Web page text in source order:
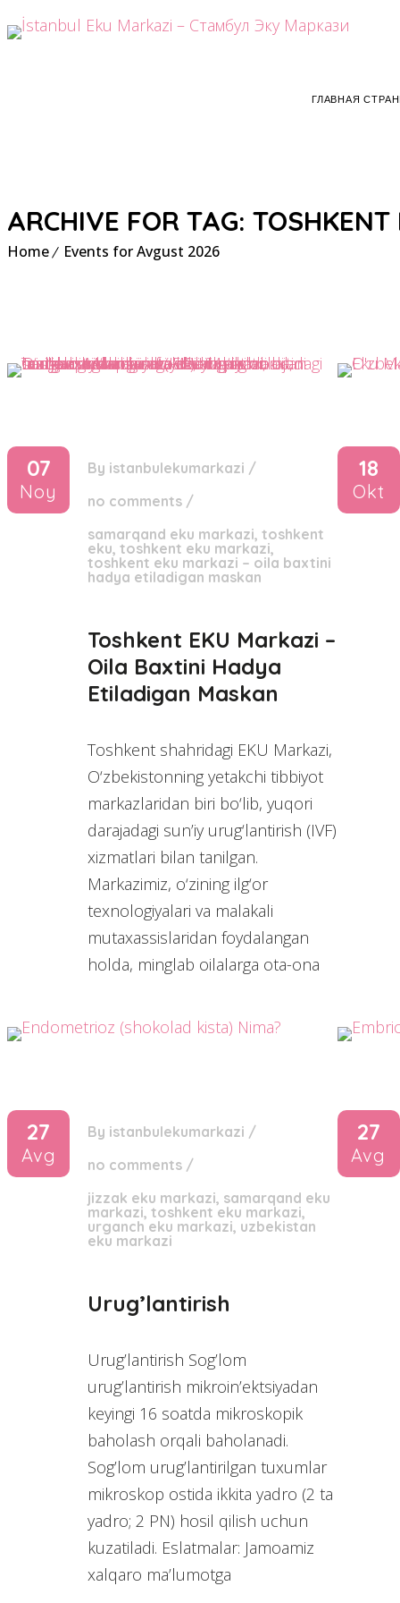
ГЛАВНАЯ
ARCHIVE FOR TAG:
Home Events for Avgust 2026
07
Noy
By istanbulekumarkazi /
no comments /
samarqand eku markazi, toshkent
eku, toshkent eku markazi,
toshkent eku markazi – oila baxtini
hadya etiladigan maskan
Toshkent EKU Markazi –
Oila Baxtini Hadya
Etiladigan Maskan
Toshkent shahridagi EKU Markazi,
O‘zbekistonning yetakchi tibbiyot
markazlaridan biri bo‘lib, yuqori
darajadagi sun’iy urug‘lantirish (IVF)
xizmatlari bilan tanilgan.
Markazimiz, o‘zining ilg‘or
texnologiyalari va malakali
mutaxassislaridan foydalangan
holda, minglab oilalarga ota-ona
18
Okt
27
Avg
By istanbulekumarkazi /
no comments /
jizzak eku markazi, samarqand eku
markazi, toshkent eku markazi,
urganch eku markazi, uzbekistan
eku markazi
Urug’lantirish
Urug’lantirish Sog’lom
urug’lantirish mikroin’ektsiyadan
keyingi 16 soatda mikroskopik
baholash orqali baholanadi.
Sog’lom urug’lantirilgan tuxumlar
mikroskop ostida ikkita yadro (2 ta
yadro; 2 PN) hosil qilish uchun
kuzatiladi. Eslatmalar: Jamoamiz
xalqaro ma’lumotga
27
Avg